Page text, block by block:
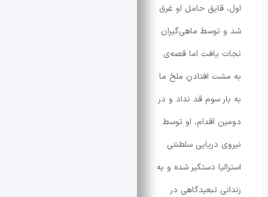
حامل او غرق
ماهی‌گیران
اما قصه‌ی
افتادنِ ملخ ما
سوم قد نداد و در
او توسط
سلطنتی
دستگیر شده و به
تبعیدگاهی در